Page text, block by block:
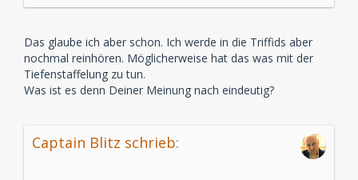
Das glaube ich aber schon. Ich werde in die Triffids aber
nochmal reinhören. Möglicherweise hat das was mit der
Tiefenstaffelung zu tun.
Was ist es denn Deiner Meinung nach eindeutig?
Captain Blitz schrieb: